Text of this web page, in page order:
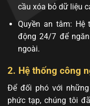
cầu xóa bỏ dữ liệu
Quyền an tâm:
động 24/7 để
ngoài.
2. Hệ thống công
Để đối phó với
phức tạp, chúng tôi